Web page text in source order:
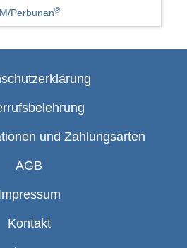
Perbunan®
und Zahlungsarten
AGB
Kontakt